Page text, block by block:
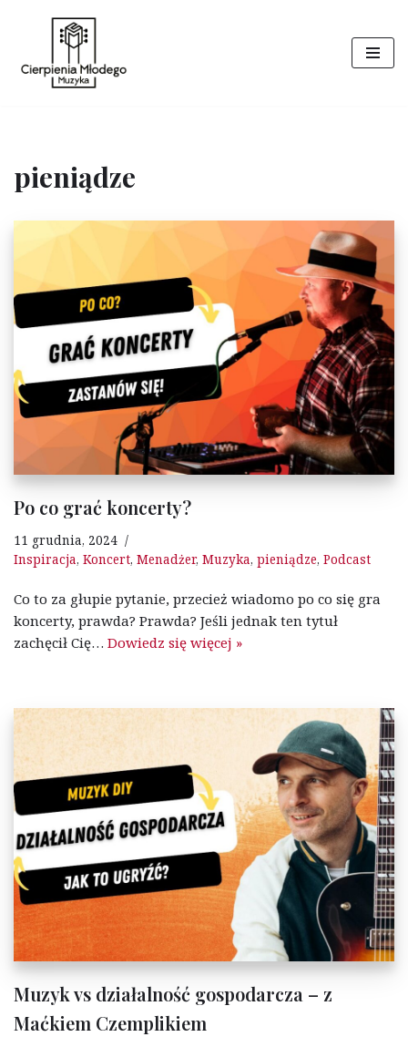
Przejdź
do
pieniądze
Po co grać koncerty?
11 grudnia, 2024
Inspiracja, Koncert, Menadżer, Muzyka, pieniądze, Podcast
Co to za głupie pytanie, przecież wiadomo po co się gra
koncerty, prawda? Prawda? Jeśli jednak ten tytuł
zachęcił Cię… Dowiedz się więcej »
Muzyk vs działalność gospodarcza – z
Maćkiem Czemplikiem